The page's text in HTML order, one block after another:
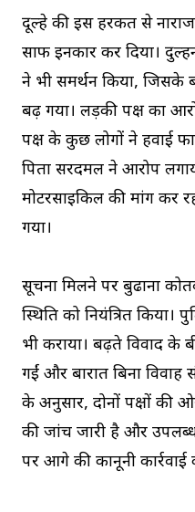
दूल्हे की इस हरकत से
साफ इनकार कर दिया।
ने भी समर्थन किया, जिसके
बढ़ गया। लड़की पक्ष का
पक्ष के कुछ लोगों ने हवाई
पिता सरदमल ने आरोप
मोटरसाइकिल की मांग कर
गया।
सूचना मिलने पर बुढाना
स्थिति को नियंत्रित
भी कराया। बढ़ते विवाद के
गईं और बारात बिना विवाह
के अनुसार, दोनों पक्षों की
की जांच जारी है और
पर आगे की कानूनी कार्रवाई